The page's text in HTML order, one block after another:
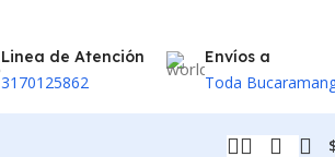
Linea de Atención
3170125862
Envíos a
Toda